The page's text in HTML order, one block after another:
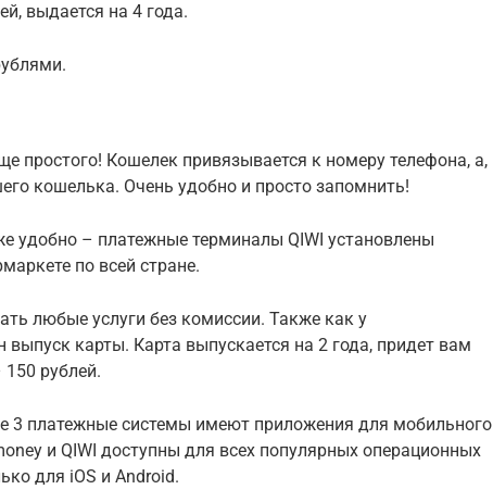
выдается на 4 года.
простого! Кошелек привязывается к номеру телефона, а,
кошелька. Очень удобно и просто запомнить!
удобно – платежные терминалы QIWI установлены
по всей стране.
любые услуги без комиссии. Также как у
выпуск карты. Карта выпускается на 2 года, придет вам
рублей.
3 платежные системы имеют приложения для мобильного
и QIWI доступны для всех популярных операционных
для iOS и Android.